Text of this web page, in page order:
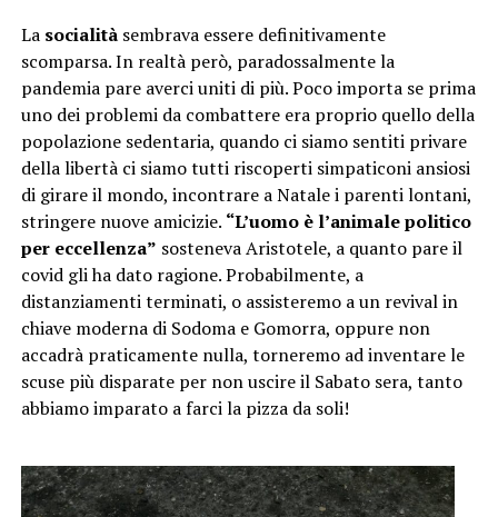
La socialitàsembrava essere definitivamente
scomparsa. In realtà però, paradossalmente la
pandemia pare averci uniti di più. Poco importa se prima
uno dei problemi da combattere era proprio quello della
popolazione sedentaria, quando ci siamo sentiti privare
della libertà ci siamo tutti riscoperti simpaticoni ansiosi
di girare il mondo, incontrare a Natale i parenti lontani,
stringere nuove amicizie. “L’uomo è l’animale politico
per eccellenza” sosteneva Aristotele, a quanto pare il
covid gli ha dato ragione. Probabilmente, a
distanziamenti terminati, o assisteremo a un revival in
chiave moderna di Sodoma e Gomorra, oppure non
accadrà praticamente nulla, torneremo ad inventare le
scuse più disparate per non uscire il Sabato sera, tanto
abbiamo imparato a farci la pizza da soli!